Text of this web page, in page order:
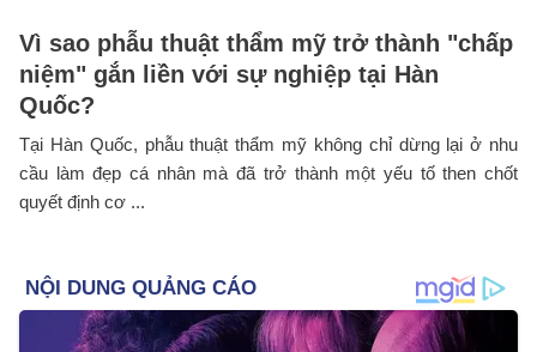
Vì sao phẫu thuật thẩm mỹ trở thành "chấp
niệm" gắn liền với sự nghiệp tại Hàn
Quốc?
Tại Hàn Quốc, phẫu thuật thẩm mỹ không chỉ dừng lại ở nhu
cầu làm đẹp cá nhân mà đã trở thành một yếu tố then chốt
quyết định cơ ...